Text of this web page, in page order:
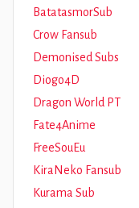
BatatasmorSub
Crow Fansub
Demonised Subs
Diogo4D
Dragon World PT
Fate4Anime
FreeSouEu
KiraNeko Fansub
Kurama Sub